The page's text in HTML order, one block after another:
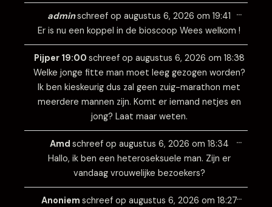
adminschreef op augustus 6, 2026 om 19:41
Er is nu een koppel in de bioscoop Wees welkom !
…
Wissel
deze
Pijper 19:00 schreef op augustus 6, 2026 om 18:38
Welke jonge fitte man moet leeg gezogen worden?
Ik ben kieskeurig dus zal geen zuig-marathon met
meerdere mannen zijn. Komt er iemand netjes en
jong? Laat maar weten.
…
Wissel
deze
Amd schreef op augustus 6, 2026 om 18:34
Hallo, ik ben een heteroseksuele man. Zijn er
vandaag vrouwelijke bezoekers?
…
Wissel
deze
Anoniem schreef op augustus 6, 2026 om 18:27…
Wissel
deze